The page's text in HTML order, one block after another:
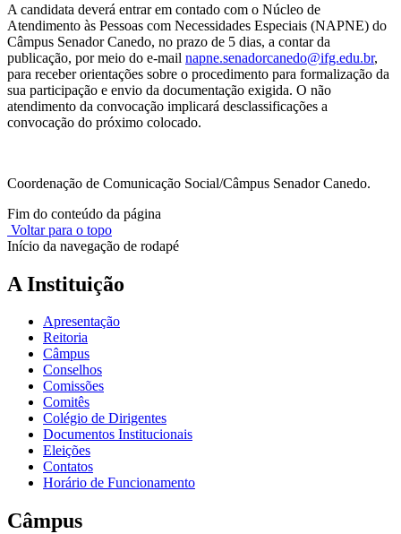
A candidata deverá entrar em contado com o Núcleo de
Atendimento às Pessoas com Necessidades Especiais (NAPNE) do
Câmpus Senador Canedo, no prazo de 5 dias, a contar da
publicação, por meio do e-mail napne.senadorcanedo@ifg.edu.br,
para receber orientações sobre o procedimento para formalização da
sua participação e envio da documentação exigida. O não
atendimento da convocação implicará desclassificações a
convocação do próximo colocado.
Coordenação de Comunicação Social/Câmpus Senador Canedo.
Fim do conteúdo da página
Voltar para o topo
Início da navegação de rodapé
A Instituição
Apresentação
Reitoria
Câmpus
Conselhos
Comissões
Comitês
Colégio de Dirigentes
Documentos Institucionais
Eleições
Contatos
Horário de Funcionamento
Câmpus